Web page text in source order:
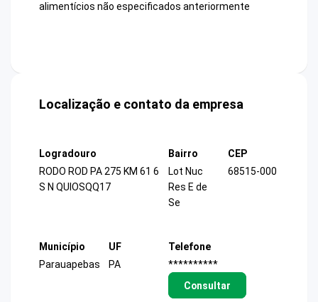
alimentícios não especificados anteriormente
Localização e contato da empresa
Logradouro
RODO ROD PA 275 KM 61 6
S N QUIOSQQ17
Bairro
Lot Nuc
Res E de
Se
CEP
68515-000
Município
Parauapebas
UF
PA
Telefone
**********
Consultar